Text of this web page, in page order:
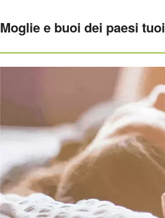
Moglie e buoi dei paesi tuoi